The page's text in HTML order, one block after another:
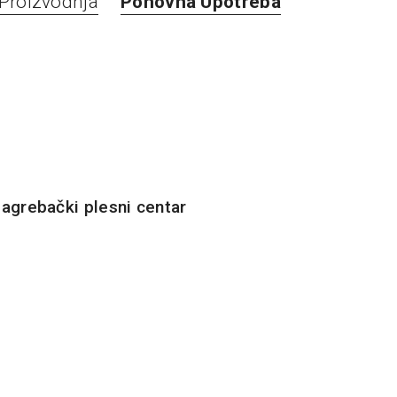
plesni centar